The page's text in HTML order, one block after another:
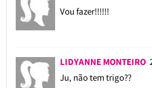
Vou fazer!!!!!!
LIDYANNE MONTEIRO
Ju, não tem trigo??